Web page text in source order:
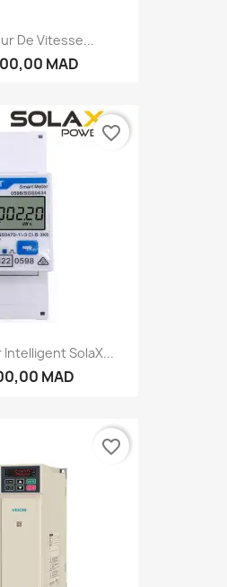
De Vitesse...
MAD
SolaX...
MAD
favorite_border
favorite_border